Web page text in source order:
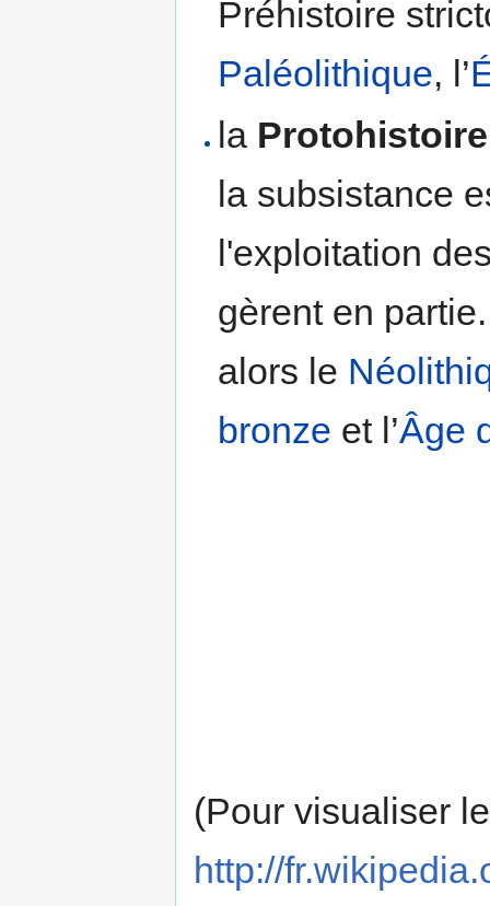
Préhistoire
Paléolithique, l’
la Protohistoire
la subsistance
l'exploitation
gèrent en
alors le
bronze et l’Âge
(Pour visualiser
http://